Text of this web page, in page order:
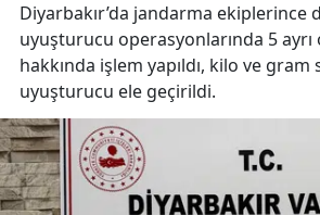
Diyarbakır’da jandarma ekiplerince
uyuşturucu operasyonlarında 5 ayrı
hakkında işlem yapıldı, kilo ve gram
uyuşturucu ele geçirildi.